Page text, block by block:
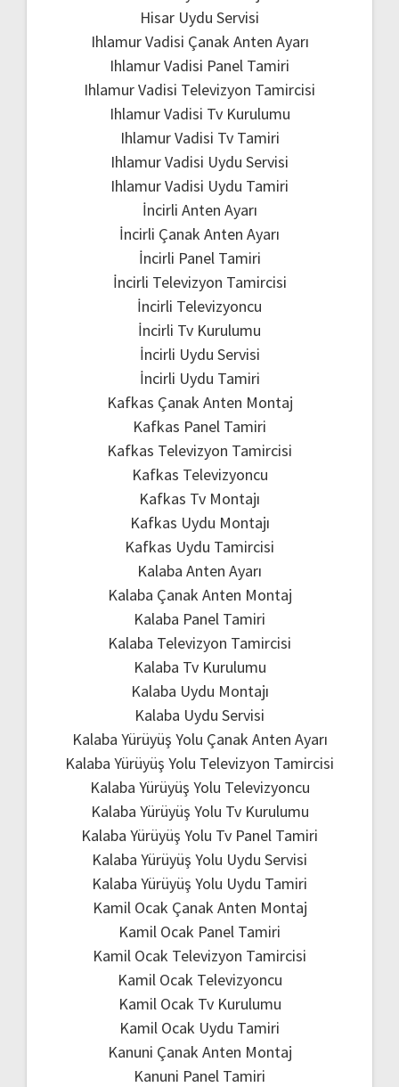
Hisar Uydu Servisi
Ihlamur Vadisi Çanak Anten Ayarı
Ihlamur Vadisi Panel Tamiri
Ihlamur Vadisi Televizyon Tamircisi
Ihlamur Vadisi Tv Kurulumu
Ihlamur Vadisi Tv Tamiri
Ihlamur Vadisi Uydu Servisi
Ihlamur Vadisi Uydu Tamiri
İncirli Anten Ayarı
İncirli Çanak Anten Ayarı
İncirli Panel Tamiri
İncirli Televizyon Tamircisi
İncirli Televizyoncu
İncirli Tv Kurulumu
İncirli Uydu Servisi
İncirli Uydu Tamiri
Kafkas Çanak Anten Montaj
Kafkas Panel Tamiri
Kafkas Televizyon Tamircisi
Kafkas Televizyoncu
Kafkas Tv Montajı
Kafkas Uydu Montajı
Kafkas Uydu Tamircisi
Kalaba Anten Ayarı
Kalaba Çanak Anten Montaj
Kalaba Panel Tamiri
Kalaba Televizyon Tamircisi
Kalaba Tv Kurulumu
Kalaba Uydu Montajı
Kalaba Uydu Servisi
Kalaba Yürüyüş Yolu Çanak Anten Ayarı
Kalaba Yürüyüş Yolu Televizyon Tamircisi
Kalaba Yürüyüş Yolu Televizyoncu
Kalaba Yürüyüş Yolu Tv Kurulumu
Kalaba Yürüyüş Yolu Tv Panel Tamiri
Kalaba Yürüyüş Yolu Uydu Servisi
Kalaba Yürüyüş Yolu Uydu Tamiri
Kamil Ocak Çanak Anten Montaj
Kamil Ocak Panel Tamiri
Kamil Ocak Televizyon Tamircisi
Kamil Ocak Televizyoncu
Kamil Ocak Tv Kurulumu
Kamil Ocak Uydu Tamiri
Kanuni Çanak Anten Montaj
Kanuni Panel Tamiri